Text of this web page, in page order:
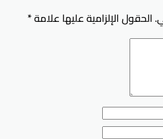
الحقول الإلزامية عليها علامة*